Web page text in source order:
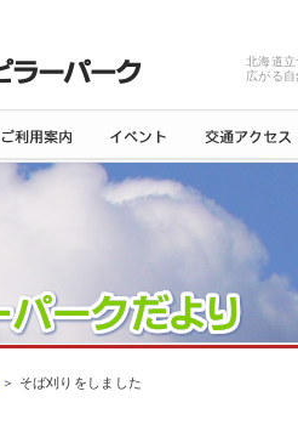
北海道
広がる
＞ そば刈りをしました